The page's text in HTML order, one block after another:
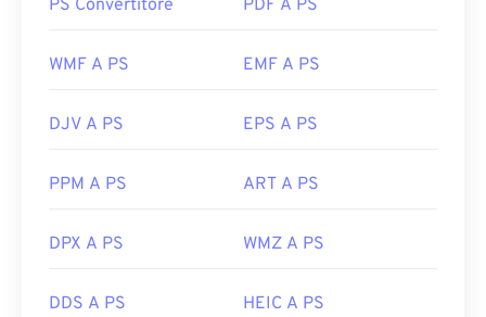
PS Convertitore PDF A PS
WMF A PS EMF A PS
DJV A PS EPS A PS
PPM A PS ART A PS
DPX A PS WMZ A PS
DDS A PS HEIC A PS